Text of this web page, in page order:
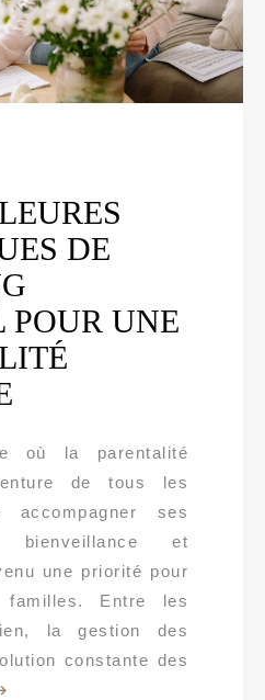
DE
UNE
où la parentalité
de tous les
accompagner ses
bienveillance et
une priorité pour
familles. Entre les
la gestion des
constante des